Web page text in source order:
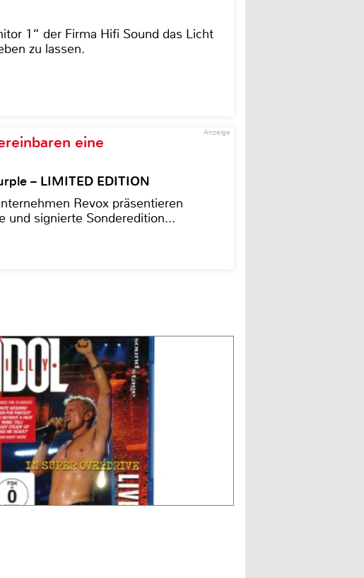
1“ der Firma Hifi Sound das Licht
zu lassen.
Anzeige
eine
– LIMITED EDITION
Revox präsentieren
signierte Sonderedition...